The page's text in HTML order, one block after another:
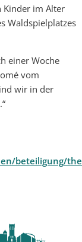
Kinder im Alter
Waldspielplatzes
einer Woche
vom
wir in der
beteiligung/